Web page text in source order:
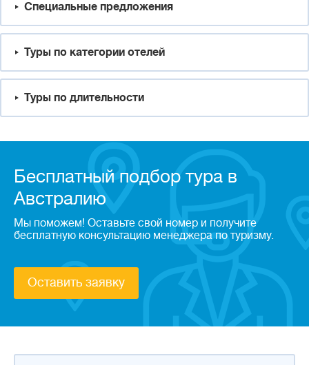
Специальные предложения
Туры по категории отелей
Туры по длительности
Бесплатный подбор тура в
Австралию
Мы поможем! Оставьте свой номер и получите
бесплатную консультацию менеджера по туризму.
Оставить заявку